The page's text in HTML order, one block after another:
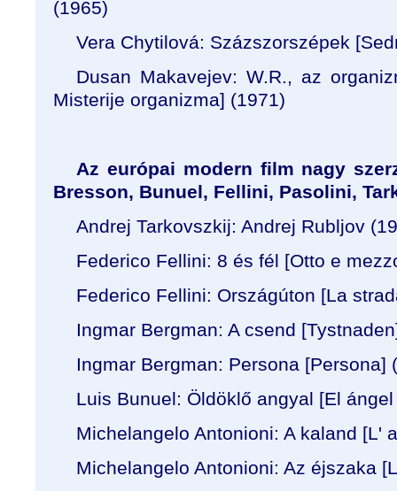
(1965)
Vera Chytilová: Százszorszépek [
Dusan Makavejev: W.R., az
Misterije organizma] (1971)
Az európai modern film nagy
Bresson, Bunuel, Fellini, Pasolini,
Andrej Tarkovszkij: Andrej Rubljov
Federico Fellini: 8 és fél [Otto e
Federico Fellini: Országúton [La
Ingmar Bergman: A csend [Tystnaden
Ingmar Bergman: Persona [Persona]
Luis Bunuel: Öldöklő angyal [El
Michelangelo Antonioni: A kaland [L'
Michelangelo Antonioni: Az éjszaka